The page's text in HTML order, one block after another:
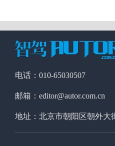
电话：010-65030507
邮箱：editor@autor.com.cn
地址：北京市朝阳区朝外大